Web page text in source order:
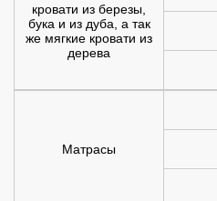
кровати из березы,
бука и из дуба, а так
же мягкие кровати из
дерева
Матрасы